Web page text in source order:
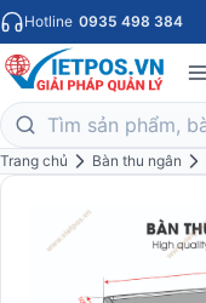
Hotline 0935 498 384
Trang chủ Bàn thu ngân